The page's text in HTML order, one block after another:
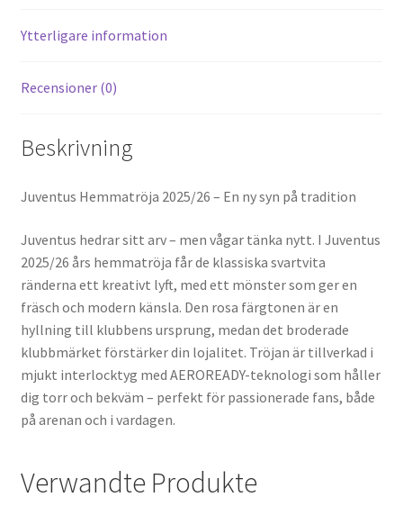
k
Ytterligare information
Recensioner (0)
Beskrivning
Juventus Hemmatröja 2025/26 – En ny syn på tradition
Juventus hedrar sitt arv – men vågar tänka nytt. I Juventus
2025/26 års hemmatröja får de klassiska svartvita
ränderna ett kreativt lyft, med ett mönster som ger en
fräsch och modern känsla. Den rosa färgtonen är en
hyllning till klubbens ursprung, medan det broderade
klubbmärket förstärker din lojalitet. Tröjan är tillverkad i
mjukt interlocktyg med AEROREADY-teknologi som håller
dig torr och bekväm – perfekt för passionerade fans, både
på arenan och i vardagen.
Verwandte Produkte